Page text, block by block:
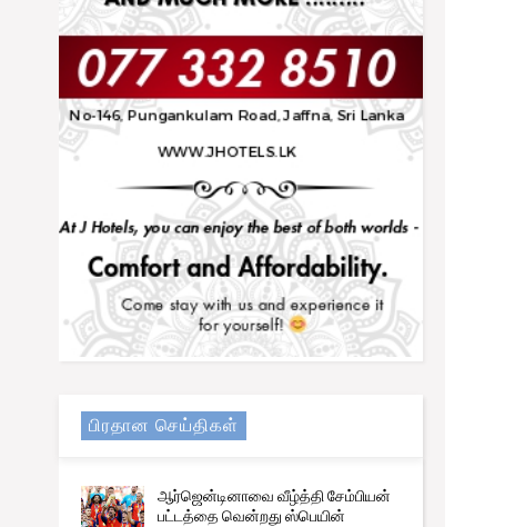
பிரதான செய்திகள்
ஆர்ஜென்டினாவை வீழ்த்தி சேம்பியன்
பட்டத்தை வென்றது ஸ்பெயின்